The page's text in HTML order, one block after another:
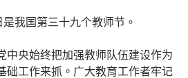
我国第三十九个教师节。
中央始终把加强教师队伍建设作为
础工作来抓。广大教育工作者牢记